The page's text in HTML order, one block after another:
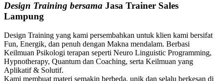
Design Training bersama Jasa Trainer Sales
Lampung
Design Training yang kami persembahkan untuk klien kami bersifat
Fun, Energik, dan penuh dengan Makna mendalam. Berbasi
Keilmuan Psikologi terapan seperti Neuro Linguistic Programming,
Hypnotherapy, Quantum dan Coaching, serta Keilmuan yang
Aplikatif & Solutif.
Kami membuat materi semakin berbeda, unik dan selalu berkesan di